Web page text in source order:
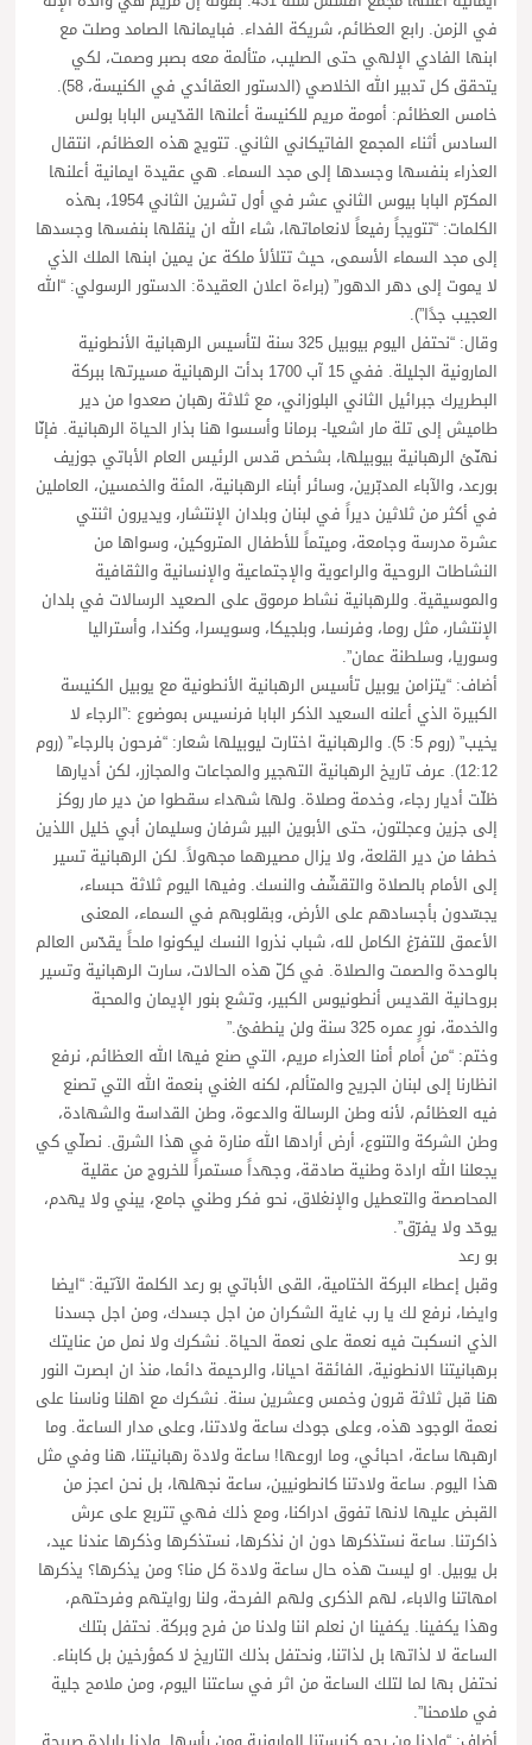
في الزمن. رابع العظائم، شريكة الفداء. فبايمانها الصامد وصلت مع
ابنها الفادي الإلهي حتى الصليب، متألمة معه بصبر وصمت، لكي
يتحقق كل تدبير الله الخلاصي (الدستور العقائدي في الكنيسة، 58).
خامس العظائم: أمومة مريم للكنيسة أعلنها القدّيس البابا بولس
السادس أثناء المجمع الفاتيكاني الثاني. تتويج هذه العظائم، انتقال
العذراء بنفسها وجسدها إلى مجد السماء. هي عقيدة ايمانية أعلنها
المكرّم البابا بيوس الثاني عشر في أول تشرين الثاني 1954، بهذه
الكلمات: “تتويجاً رفيعاً لانعاماتها، شاء الله ان ينقلها بنفسها وجسدها
إلى مجد السماء الأسمى، حيث تتلألأ ملكة عن يمين ابنها الملك الذي
لا يموت إلى دهر الدهور” (براءة اعلان العقيدة: الدستور الرسولي: “الله
العجيب جدًا”).
وقال: “نحتفل اليوم بيوبيل 325 سنة لتأسيس الرهبانية الأنطونية
المارونية الجليلة. ففي 15 آب 1700 بدأت الرهبانية مسيرتها ببركة
البطريرك جبرائيل الثاني البلوزاني، مع ثلاثة رهبان صعدوا من دير
طاميش إلى تلة مار اشعيا- برمانا وأسسوا هنا بذار الحياة الرهبانية. فإنّا
نهنّئ الرهبانية بيوبيلها، بشخص قدس الرئيس العام الأباتي جوزيف
بورعد، والآباء المدبّرين، وسائر أبناء الرهبانية، المئة والخمسين، العاملين
في أكثر من ثلاثين ديراً في لبنان وبلدان الإنتشار، ويديرون اثنتي
عشرة مدرسة وجامعة، وميتماً للأطفال المتروكين، وسواها من
النشاطات الروحية والراعوية والإجتماعية والإنسانية والثقافية
والموسيقية. وللرهبانية نشاط مرموق على الصعيد الرسالات في بلدان
الإنتشار، مثل روما، وفرنسا، وبلجيكا، وسويسرا، وكندا، وأستراليا
وسوريا، وسلطنة عمان”.
أضاف: “يتزامن يوبيل تأسيس الرهبانية الأنطونية مع يوبيل الكنيسة
الكبيرة الذي أعلنه السعيد الذكر البابا فرنسيس بموضوع :”الرجاء لا
يخيب” (روم 5: 5). والرهبانية اختارت ليوبيلها شعار: “فرحون بالرجاء” (روم
12:12). عرف تاريخ الرهبانية التهجير والمجاعات والمجازر، لكن أديارها
ظلّت أديار رجاء، وخدمة وصلاة. ولها شهداء سقطوا من دير مار روكز
إلى جزين وعجلتون، حتى الأبوين البير شرفان وسليمان أبي خليل اللذين
خطفا من دير القلعة، ولا يزال مصيرهما مجهولاً. لكن الرهبانية تسير
إلى الأمام بالصلاة والتقشّف والنسك. وفيها اليوم ثلاثة حبساء،
يجسّدون بأجسادهم على الأرض، وبقلوبهم في السماء، المعنى
الأعمق للتفرّغ الكامل لله، شباب نذروا النسك ليكونوا ملحاً يقدّس العالم
بالوحدة والصمت والصلاة. في كلّ هذه الحالات، سارت الرهبانية وتسير
بروحانية القديس أنطونيوس الكبير، وتشع بنور الإيمان والمحبة
والخدمة، نورٍ عمره 325 سنة ولن ينطفئ.”
وختم: “من أمام أمنا العذراء مريم، التي صنع فيها الله العظائم، نرفع
انظارنا إلى لبنان الجريح والمتألم، لكنه الغني بنعمة الله التي تصنع
فيه العظائم، لأنه وطن الرسالة والدعوة، وطن القداسة والشهادة،
وطن الشركة والتنوع، أرض أرادها الله منارة في هذا الشرق. نصلّي كي
يجعلنا الله ارادة وطنية صادقة، وجهداً مستمراً للخروج من عقلية
المحاصصة والتعطيل والإنغلاق، نحو فكر وطني جامع، يبني ولا يهدم،
يوحّد ولا يفرّق”.
بو رعد
وقبل إعطاء البركة الختامية، القى الأباتي بو رعد الكلمة الآتية: “ايضا
وايضا، نرفع لك يا رب غاية الشكران من اجل جسدك، ومن اجل جسدنا
الذي انسكبت فيه نعمة على نعمة الحياة. نشكرك ولا نمل من عنايتك
برهبانيتنا الانطونية، الفائقة احيانا، والرحيمة دائما، منذ ان ابصرت النور
هنا قبل ثلاثة قرون وخمس وعشرين سنة. نشكرك مع اهلنا وناسنا على
نعمة الوجود هذه، وعلى جودك ساعة ولادتنا، وعلى مدار الساعة. وما
ارهبها ساعة، احبائي، وما اروعها! ساعة ولادة رهبانيتنا، هنا وفي مثل
هذا اليوم. ساعة ولادتنا كانطونيين، ساعة نجهلها، بل نحن اعجز من
القبض عليها لانها تفوق ادراكنا، ومع ذلك فهي تتربع على عرش
ذاكرتنا. ساعة نستذكرها دون ان نذكرها، نستذكرها وذكرها عندنا عيد،
بل يوبيل. او ليست هذه حال ساعة ولادة كل منا؟ ومن يذكرها؟ يذكرها
امهاتنا والاباء، لهم الذكرى ولهم الفرحة، ولنا روايتهم وفرحتهم،
وهذا يكفينا. يكفينا ان نعلم اننا ولدنا من فرح وبركة. نحتفل بتلك
الساعة لا لذاتها بل لذاتنا، ونحتفل بذلك التاريخ لا كمؤرخين بل كابناء.
نحتفل بها لما لتلك الساعة من اثر في ساعتنا اليوم، ومن ملامح جلية
في ملامحنا”.